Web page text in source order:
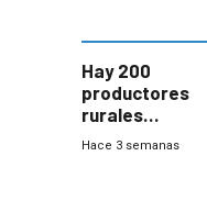
Hay 200
productores
rurales
afectados tras
Hace 3 semanas